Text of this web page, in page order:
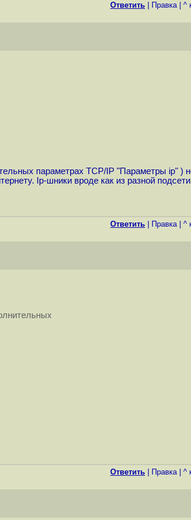
Ответить Правка| ^
параметрах TCP/IP "Параметры ip" )
Ip-шники вроде как из разной
Ответить Правка| ^
Ответить Правка| ^